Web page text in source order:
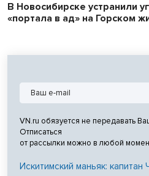
В Новосибирске устранили
«портала в ад» на Горском
VN.ru обязуется не передавать
Отписаться
от рассылки можно в любой
Искитимский маньяк: капитан